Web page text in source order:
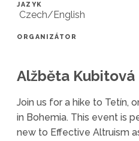
JAZYK
Czech/English
ORGANIZÁTOR
Alžběta Kubitová
Join us for a hike to Tetín,
in Bohemia. This event is
new to Effective Altruism